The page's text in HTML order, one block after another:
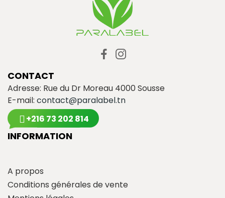
CONTACT
Adresse: Rue du Dr Moreau 4000 Sousse
E-mail: contact@paralabel.tn
+216 73 202 814
INFORMATION
A propos
Conditions générales de vente